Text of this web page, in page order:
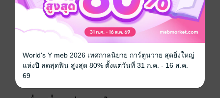
ประเภทไฟล์ pdf
ความยาว 96 หน้า
ราคาปก
World's Y meb 2026 เทศกาลนิยาย การ์ตูนวาย สุดยิ่งใหญ่
แห่งปี ลดสุดฟิน สูงสุด 80% ตั้งแต่วันที่ 31 ก.ค. - 16 ส.ค.
69